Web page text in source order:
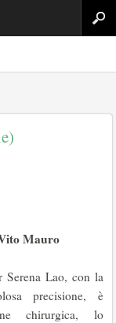
Mauro
Serena Lao, con la
precisione, è
chirurgica, lo